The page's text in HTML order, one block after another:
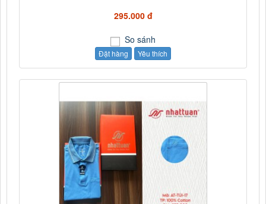
295.000 đ
So sánh
Đặt hàng Yêu thích